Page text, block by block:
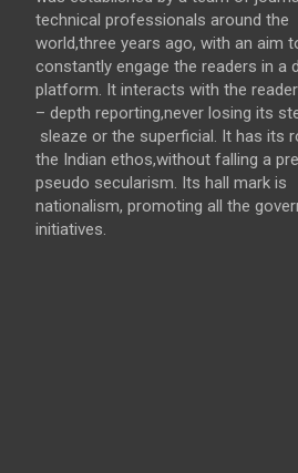
technical professionals around the
world,three years ago, with an aim
constantly engage the readers in a
platform. It interacts with the
– depth reporting,never losing its
sleaze or the superficial. It has its
the Indian ethos,without falling a
pseudo secularism. Its hall mark is
nationalism, promoting all the
initiatives.